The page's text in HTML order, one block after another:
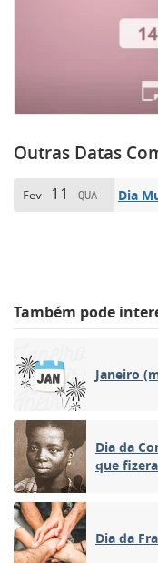
Outras Datas
Fev 11 QUA Dia
Também pode
Janeiro
Dia da
que
Dia da